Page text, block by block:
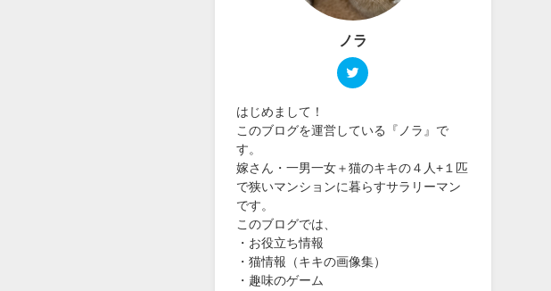
ノラ
はじめまして！
このブログを運営している『ノラ』で
す。
嫁さん・一男一女＋猫のキキの４人+１匹
で狭いマンションに暮らすサラリーマン
です。
このブログでは、
・お役立ち情報
・猫情報（キキの画像集）
・趣味のゲーム